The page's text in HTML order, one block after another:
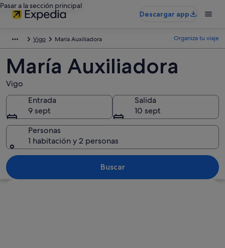
Pasar a la sección principal
Descargar app
Vigo María Auxiliadora Organiza tu viaje
María Auxiliadora
Vigo
Entrada
9 sept
Salida
10 sept
Personas
1 habitación y 2 personas
Buscar